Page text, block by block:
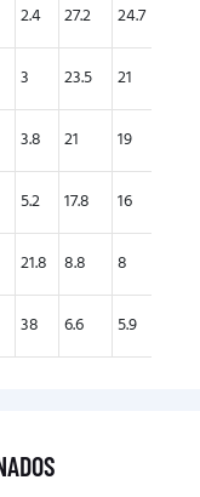
2.4 27.2 24.7
3 23.5 21
3.8 21 19
5.2 17.8 16
21.8 8.8 8
38 6.6 5.9